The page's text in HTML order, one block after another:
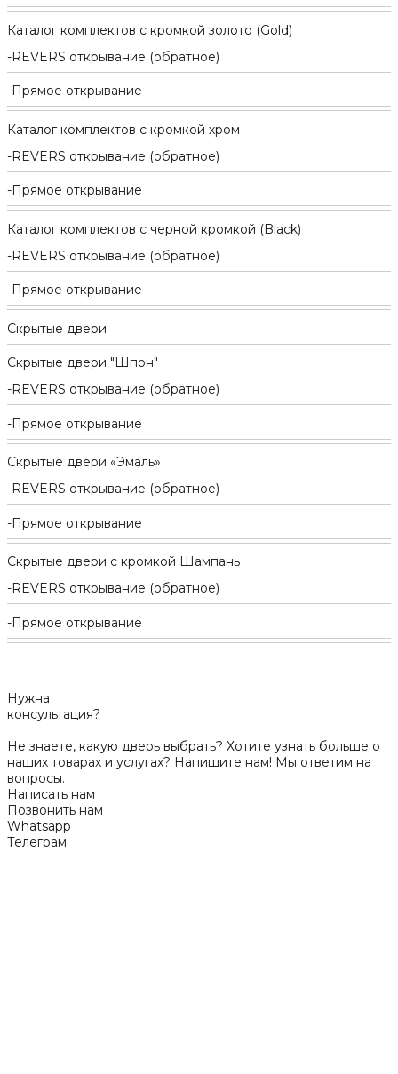
Каталог комплектов c кромкой золото (Gold)
REVERS открывание (обратное)
Прямое открывание
Каталог комплектов c кромкой хром
REVERS открывание (обратное)
Прямое открывание
Каталог комплектов c черной кромкой (Black)
REVERS открывание (обратное)
Прямое открывание
Скрытые двери
Скрытые двери "Шпон"
REVERS открывание (обратное)
Прямое открывание
Скрытые двери «Эмаль»
REVERS открывание (обратное)
Прямое открывание
Скрытые двери с кромкой Шампань
REVERS открывание (обратное)
Прямое открывание
Нужна
консультация?
Не знаете, какую дверь выбрать? Хотите узнать больше о
наших товарах и услугах? Напишите нам! Мы ответим на
вопросы.
Написать нам
Позвонить нам
Whatsapp
Телеграм